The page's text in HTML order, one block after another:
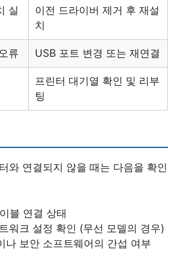
실
이전 드라이버 제거 후 재설
치
류 USB 포트 변경 또는 재연결
프린터 대기열 확인 및 리부
팅
와 연결되지 않을 때는 다음을 확인
블 연결 상태
워크 설정 확인 (무선 모델의 경우)
나 보안 소프트웨어의 간섭 여부